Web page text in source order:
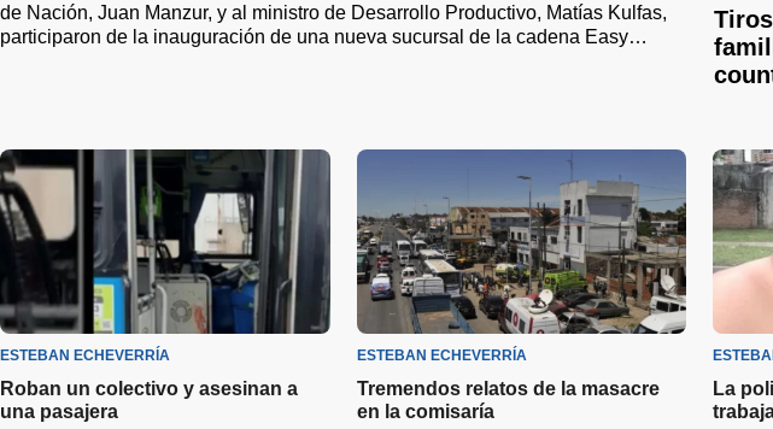
de Nación, Juan Manzur, y al ministro de Desarrollo Productivo, Matías Kulfas,
participaron de la inauguración de una nueva sucursal de la cadena Easy
ESTEBAN ECHEVERRÍA
Roban un colectivo y asesinan a
una pasajera
ESTEBAN ECHEVERRÍA
Tremendos relatos de la masacre
en la comisaría
La